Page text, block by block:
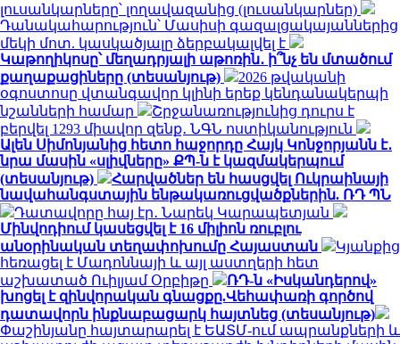
լուսանկարները՝ լողավազանից (լուսանկարներ)
Դանակահարություն՝ Մասիսի գազալցակայաններից
մեկի մոտ. կասկածյալը ձերբակալվել է
Կաթողիկոսը՝ մեղադրյալի աթոռին․ ի՞նչ են մտածում
քաղաքացիները (տեսանյութ)
2026 թվականի
օգոստոսը վտանգավոր կլինի երեք կենդանակերպի
նշանների համար
Շրջանառությունից դուրս է
բերվել 1293 միավոր զենք․ ՆԳՆ ոստիկանություն
Ալեն Սիմոնյանից հետո հաջորդը Հայկ Կոնջորյանն է․
նրա մասին «սլիվները» ՔՊ-ն է կազմակերպում
(տեսանյութ)
Հարվածներ են հասցվել Ուկրաինայի
նավահանգստային ենթակառուցվածքներին. ՌԴ ՊՆ
Դատավորը հայ էր․ Նարեկ Կարապետյան
Մինվոդիում կասեցվել է 16 միլիոն ռուբլու
անօրինական տեղափոխումը Հայաստան
Կյանքից
հեռացել է Մադոննայի և այլ աստղերի հետ
աշխատած Ուիլյամ Օրբիթը
ՌԴ-ն «Իսկանդերով»
խոցել է զինվորական գնացքը.Վեհափառի գործով
դատավորն ինքնաբացարկ հայտնեց (տեսանյութ)
Փաշինյանը հայտարարել է ԵԱՏՄ-ում ապրանքների և